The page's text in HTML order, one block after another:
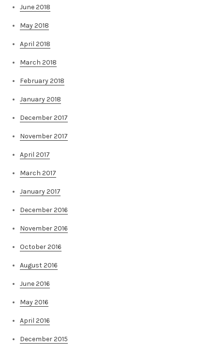
June 2018
May 2018
April 2018
March 2018
February 2018
January 2018
December 2017
November 2017
April 2017
March 2017
January 2017
December 2016
November 2016
October 2016
August 2016
June 2016
May 2016
April 2016
December 2015